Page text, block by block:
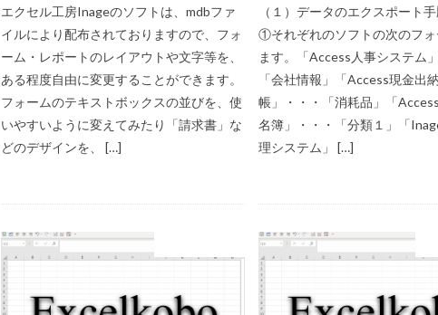
エクセル工房Inageのソフトは、mdbファ
イルにより配布されておりますので、フォ
ーム・レポートのレイアウトや文字等を、
ある程度自由に変更することができます。
フォームのテキストボックスの並びを、使
いやすいように変えてみたり「請求書」な
どのデザインを、 […]
（１）データのエクスポート
①それぞれのソフトの次のフォ
ます。「Access人事システム
「会社情報」「Access現金出納
帳」・・・「消耗品」「
名簿」・・・「分類１」「
理システム」 […]
#renaissance
#requiem #saintecolombe #salieri
#serotonin
#siciliano #SSD #portrait #strictfugue
#tartini
#taskbar #telemann #temperament
#triosonata
#vallotti #vitali #purcell #porpora
#leclair
#Lezhneva #lully #lute #magnificat
#mattheson
#menuet #merula
#pergolesi
#piano #pianosonata 顧客管理名簿
検索